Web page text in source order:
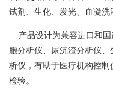
试剂、生化、发光、血凝洗
产品设计为兼容进口和国
胞分析仪、尿沉渣分析仪
析仪，有助于医疗机构控
检验。